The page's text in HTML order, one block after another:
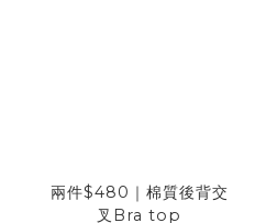
兩件$480｜棉質後背交
叉Bra top